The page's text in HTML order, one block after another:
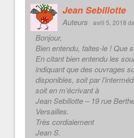
Jean Sebillotte
Auteurs avril 5, 2018
Bonjour,
Bien entendu, faites-le ! Que
En citant bien entendu les
indiquant que des ouvrages
disponibles, soit par
soit en m’écrivant à
Jean Sebillotte – 19 rue
Versailles.
Très cordialement
Jean S.